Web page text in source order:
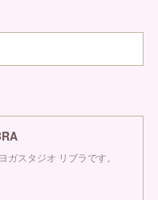
ガスタジオ リブラです。